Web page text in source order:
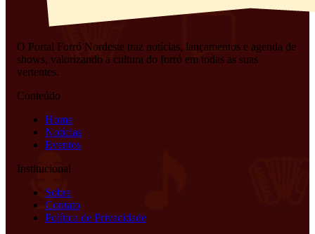
O Portal Forró Nordeste traz notícias, lançamentos e agenda de
shows, valorizando a cultura do forró em todas as suas
vertentes.
Conteúdo
Home
Notícias
Eventos
Institucional
Sobre
Contato
Política de Privacidade